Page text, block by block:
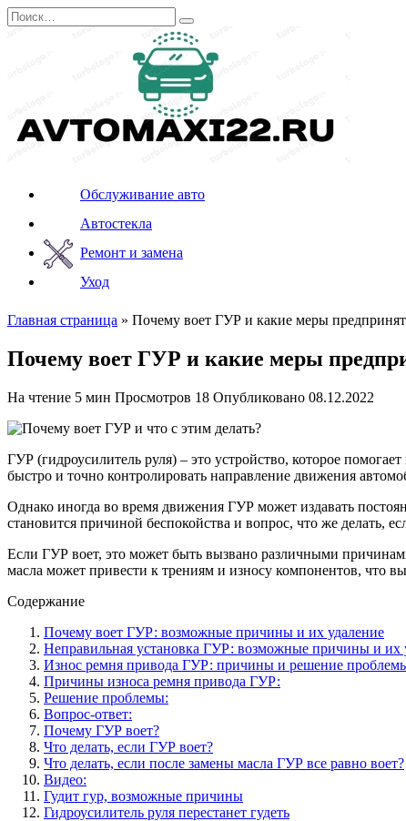
Перейти
к
Search
for:
Обслуживание авто
Автостекла
Ремонт и замена
Уход
Главная страница » Почему воет ГУР и какие меры
Почему воет ГУР и какие меры
На чтение 5 мин Просмотров 18 Опубликовано 08.12.2022
ГУР (гидроусилитель руля) – это устройство, которое
быстро и точно контролировать направление движения
Однако иногда во время движения ГУР может издавать
становится причиной беспокойства и вопрос, что же делать,
Если ГУР воет, это может быть вызвано различными
масла может привести к трениям и износу компонентов, что
Содержание
Почему воет ГУР: возможные причины и их удаление
Неправильная установка ГУР: возможные причины и их
Износ ремня привода ГУР: причины и решение
Причины износа ремня привода ГУР:
Решение проблемы:
Вопрос-ответ:
Почему ГУР воет?
Что делать, если ГУР воет?
Что делать, если после замены масла ГУР все равно воет?
Видео:
Гудит гур, возможные причины
Гидроусилитель руля перестанет гудеть